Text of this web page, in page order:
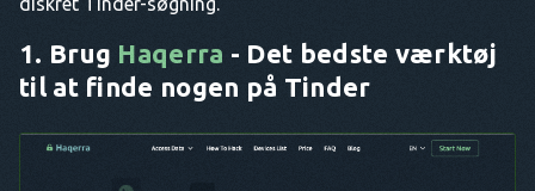
1. Brug Haqerra - Det bedste værktøj
til at finde nogen på Tinder